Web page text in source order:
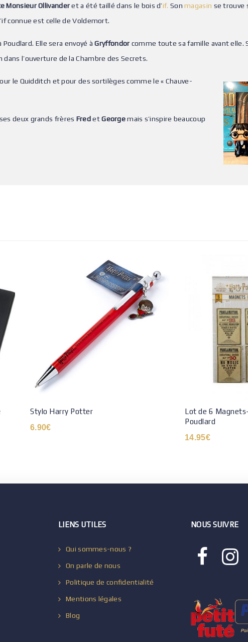
Monsieur Ollivanderet a été taillé dans le bois d’if. Son magasin se trouve
connue est celle de Voldemort.
Elle sera envoyé àGryffondor comme toute sa famille avant elle.
l’ouverture de la Chambre des Secrets.
le Quidditch et pour des sortilèges comme le « Chauve-
deux grands frères FredetGeorgemais s’inspire beaucoup
Stylo Harry Potter
6.90€
Lot de 6
Poudlard
14.95€
LIENS UTILES
Qui sommes-nous ?
On parle de nous
Politique de confidentialité
Mentions légales
Blog
NOUS SUIVRE